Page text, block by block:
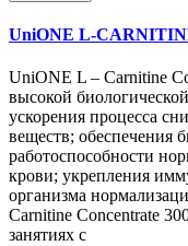
UniONE L-
UniONE L – Carnitine
высокой
ускорения процесса
веществ; обеспечения
работоспособности
крови; укрепления
организма
Carnitine Concentrate
занятиях с